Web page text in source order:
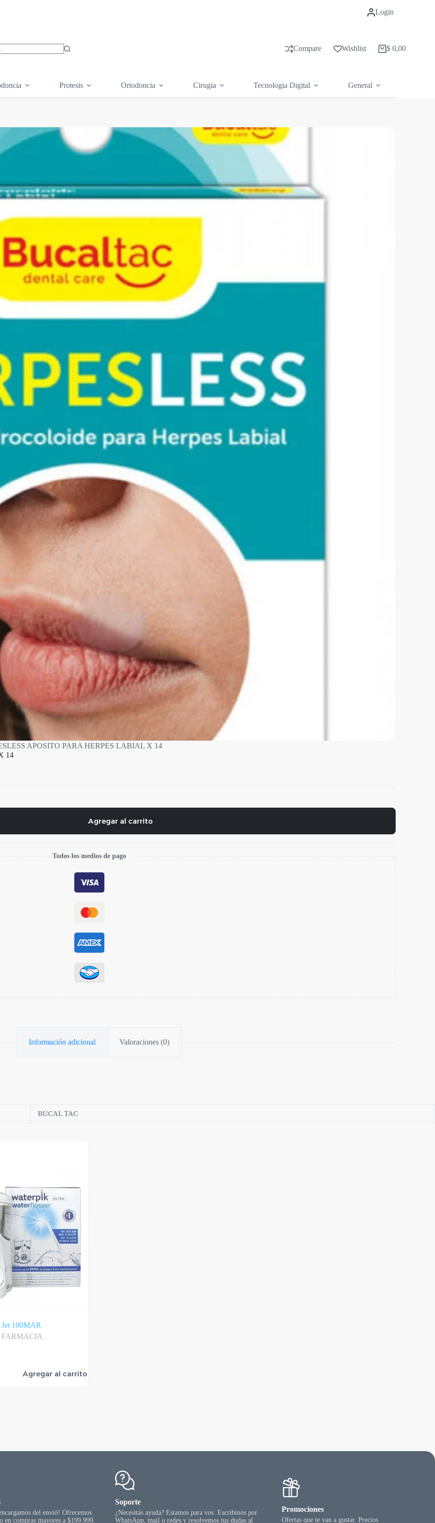
Login
Compare Wishlist
Carrito
$ 0,00
Protesis Ortodoncia Cirugia Tecnologia Digital General
APOSITO PARA HERPES LABIAL X 14
14
Agregar al carrito
Todos los medios de pago
Información adicional Valoraciones (0)
BUCAL TAC
100MAR
FARMACIA
Agregar al carrito
del envió! Ofrecemos
en compras mayores a $199.999.
Soporte
¿Necesitás ayuda? Estamos para vos. Escribinos por
WhatsApp, mail o redes y resolvemos tus dudas al
Promociones
Ofertas que te van a gustar. Precios